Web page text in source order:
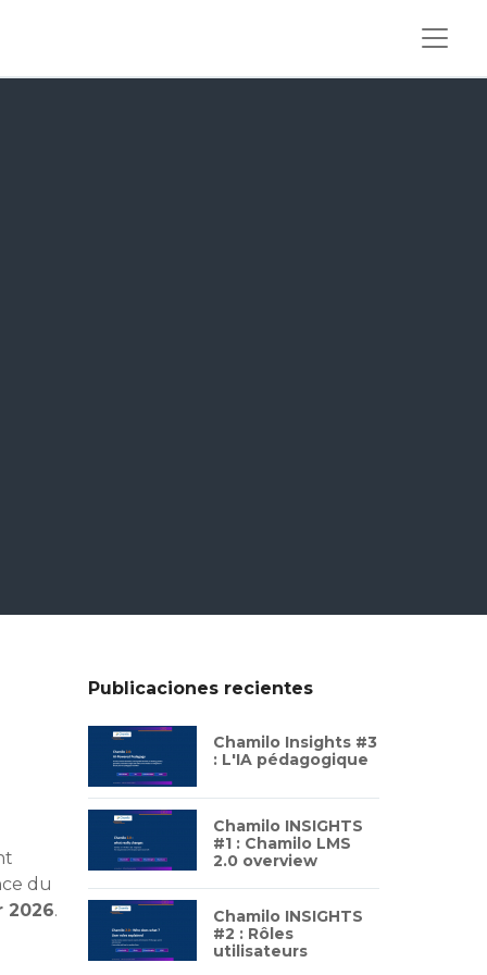
du
2026.
Publicaciones recientes
Chamilo Insights #3
: L'IA pédagogique
Chamilo INSIGHTS
#1 : Chamilo LMS
2.0 overview
Chamilo INSIGHTS
#2 : Rôles
utilisateurs